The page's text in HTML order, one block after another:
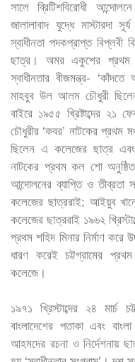
সালে ব্রিটিশবিরোধী
জালালাবাদ যুদ্ধে মাস্টারদা
স্বাধীনতা পদকপ্রাপ্ত বিপ্লবী
ছাত্র। অমর একুশের প্রথম
স্বাধীনতার বীজমন্ত্র-
মাহবুব উল আলম চৌধুরী
বাইরে ১৯৫৫ খ্রিষ্টাব্দের ২১
চৌধুরীর ‘কবর’ নাটকের প্রথম
ছিলেন এ কলেজের ছাত্র এবং
নাটকের প্রথম কল শো অনুষ্ঠিত
আন্দোলনের ব্যাপ্তি ও তীব্রতা
কলেজের ছাত্ররাই; আইয়ুব
কলেজের ছাত্ররাই ১৯৬২
প্রথম শহিদ মিনার নির্মাণ
ধারণ করেই চট্টগ্রামের প্রথম
কলেজে।
১৯৭১ খ্রিস্টাব্দের ২৪ মার্চ
বাংলাদেশের পতাকা এবং
আহমদের রচনা ও নির্দেশনায়